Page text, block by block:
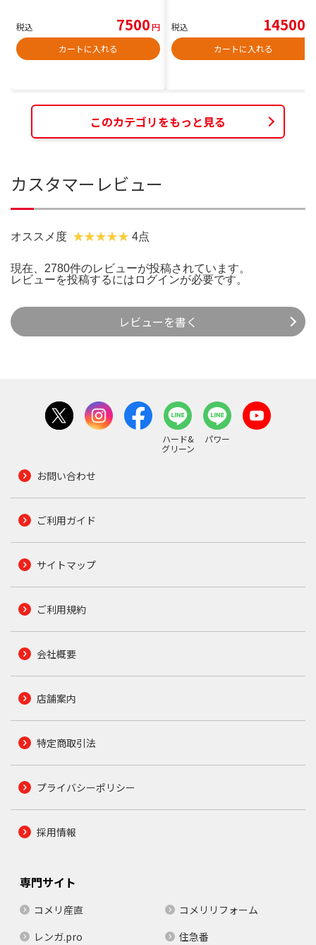
税込 7500円
カートに入れる
税込 14500
カートに入れる
このカテゴリをもっと見る
カスタマーレビュー
オススメ度 4点
現在、2780件のレビューが投稿されています。
レビューを投稿するには ログインが必要です。
レビューを書く
ハード&
グリーン
パワー
お問い合わせ
ご利用ガイド
サイトマップ
ご利用規約
会社概要
店舗案内
特定商取引法
プライバシーポリシー
採用情報
専門サイト
コメリ産直
コメリリフォーム
レンガ.pro
住急番